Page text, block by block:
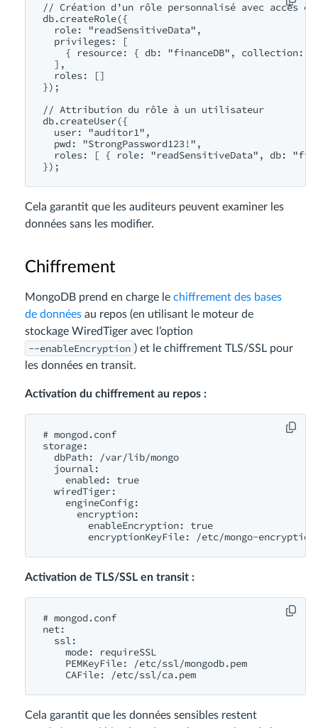
// Création d’un rôle personnalisé avec accès
db.createRole({
  role: "readSensitiveData",
  privileges: [
{ resource: { db: "financeDB", collection:
  ],
  roles: []
});
// Attribution du rôle à un utilisateur
db.createUser({
  user: "auditor1",
  pwd: "StrongPassword123!",
roles: [ { role: "readSensitiveData", db:
Cela garantit que les auditeurs peuvent examiner les
données sans les modifier.
Chiffrement
MongoDB prend en charge le chiffrement des bases
de données au repos (en utilisant le moteur de
stockage WiredTiger avec l’option
--enableEncryption ) et le chiffrement TLS/SSL pour
les données en transit.
Activation du chiffrement au repos :
# mongod.conf
storage:
  dbPath: /var/lib/mongo
  journal:
    enabled: true
  wiredTiger:
    engineConfig:
      encryption:
        enableEncryption: true
Activation de TLS/SSL en transit :
# mongod.conf
net:
  ssl:
    mode: requireSSL
    PEMKeyFile: /etc/ssl/mongodb.pem
Cela garantit que les données sensibles restent